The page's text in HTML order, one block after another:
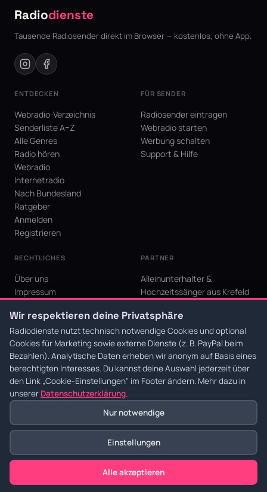
Radiodienste
Tausende Radiosender direkt im Browser — kostenlos, ohne App.
ENTDECKEN
Webradio-Verzeichnis
Senderliste A–Z
Alle Genres
Radio hören
Webradio
Internetradio
Nach Bundesland
Ratgeber
Anmelden
Registrieren
FÜR SENDER
Radiosender eintragen
Webradio starten
Werbung schalten
Support & Hilfe
RECHTLICHES
Über uns
Impressum
AGB
Cookie-Einstellungen
PARTNER
Alleinunterhalter &
Hochzeitssänger aus Krefeld
Krefeld für den Niederrhein
© 2026 Radiodienste. Alle Rechte vorbehalten.·Datenschutz·AGB·
Impressum
Wir respektieren deine Privatsphäre
Radiodienste nutzt technisch notwendige Cookies und optional
Cookies für Marketing sowie externe Dienste (z. B. PayPal beim
Bezahlen). Analytische Daten erheben wir anonym auf Basis eines
berechtigten Interesses. Du kannst deine Auswahl jederzeit über
den Link „Cookie-Einstellungen" im Footer ändern. Mehr dazu in
unserer Datenschutzerklärung.
Nur notwendige
Einstellungen
Alle akzeptieren